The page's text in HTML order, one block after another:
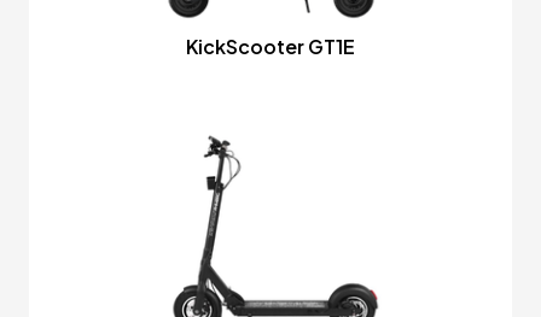
KickScooter GT1E